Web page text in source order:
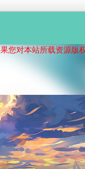
站所载资源版权存